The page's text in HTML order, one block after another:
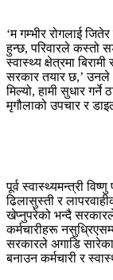
‘म गम्भीर रोगलाई
हुन्छ, परिवारले कस्तो
स्वास्थ्य क्षेत्रमा
सरकार तयार छ,’ उनले
मिल्यो, हामी सुधार
मृगौलाको उपचार र
पूर्व स्वास्थ्यमन्त्री
ढिलासुस्ती र
खेप्नुपरेको भन्दै
कर्मचारीहरू
सरकारले अगाडि
बनाउन कर्मचारी र